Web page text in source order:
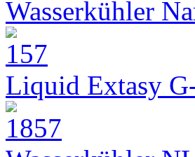
Wasserkühler
Liquid Extasy